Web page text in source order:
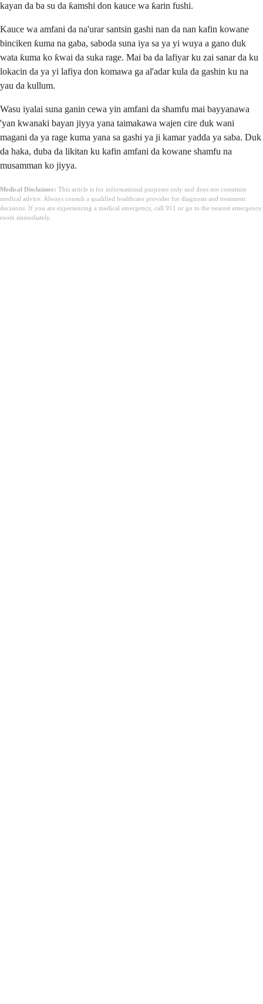
kayan da ba su da ƙamshi don kauce wa ƙarin fushi.
Kauce wa amfani da na'urar santsin gashi nan da nan kafin kowane
binciken ƙuma na gaba, saboda suna iya sa ya yi wuya a gano duk
wata ƙuma ko ƙwai da suka rage. Mai ba da lafiyar ku zai sanar da ku
lokacin da ya yi lafiya don komawa ga al'adar kula da gashin ku na
yau da kullum.
Wasu iyalai suna ganin cewa yin amfani da shamfu mai bayyanawa
'yan kwanaki bayan jiyya yana taimakawa wajen cire duk wani
magani da ya rage kuma yana sa gashi ya ji kamar yadda ya saba. Duk
da haka, duba da likitan ku kafin amfani da kowane shamfu na
musamman ko jiyya.
Medical Disclaimer: This article is for informational purposes only and does not constitute
medical advice. Always consult a qualified healthcare provider for diagnosis and treatment
decisions. If you are experiencing a medical emergency, call 911 or go to the nearest emergency
room immediately.